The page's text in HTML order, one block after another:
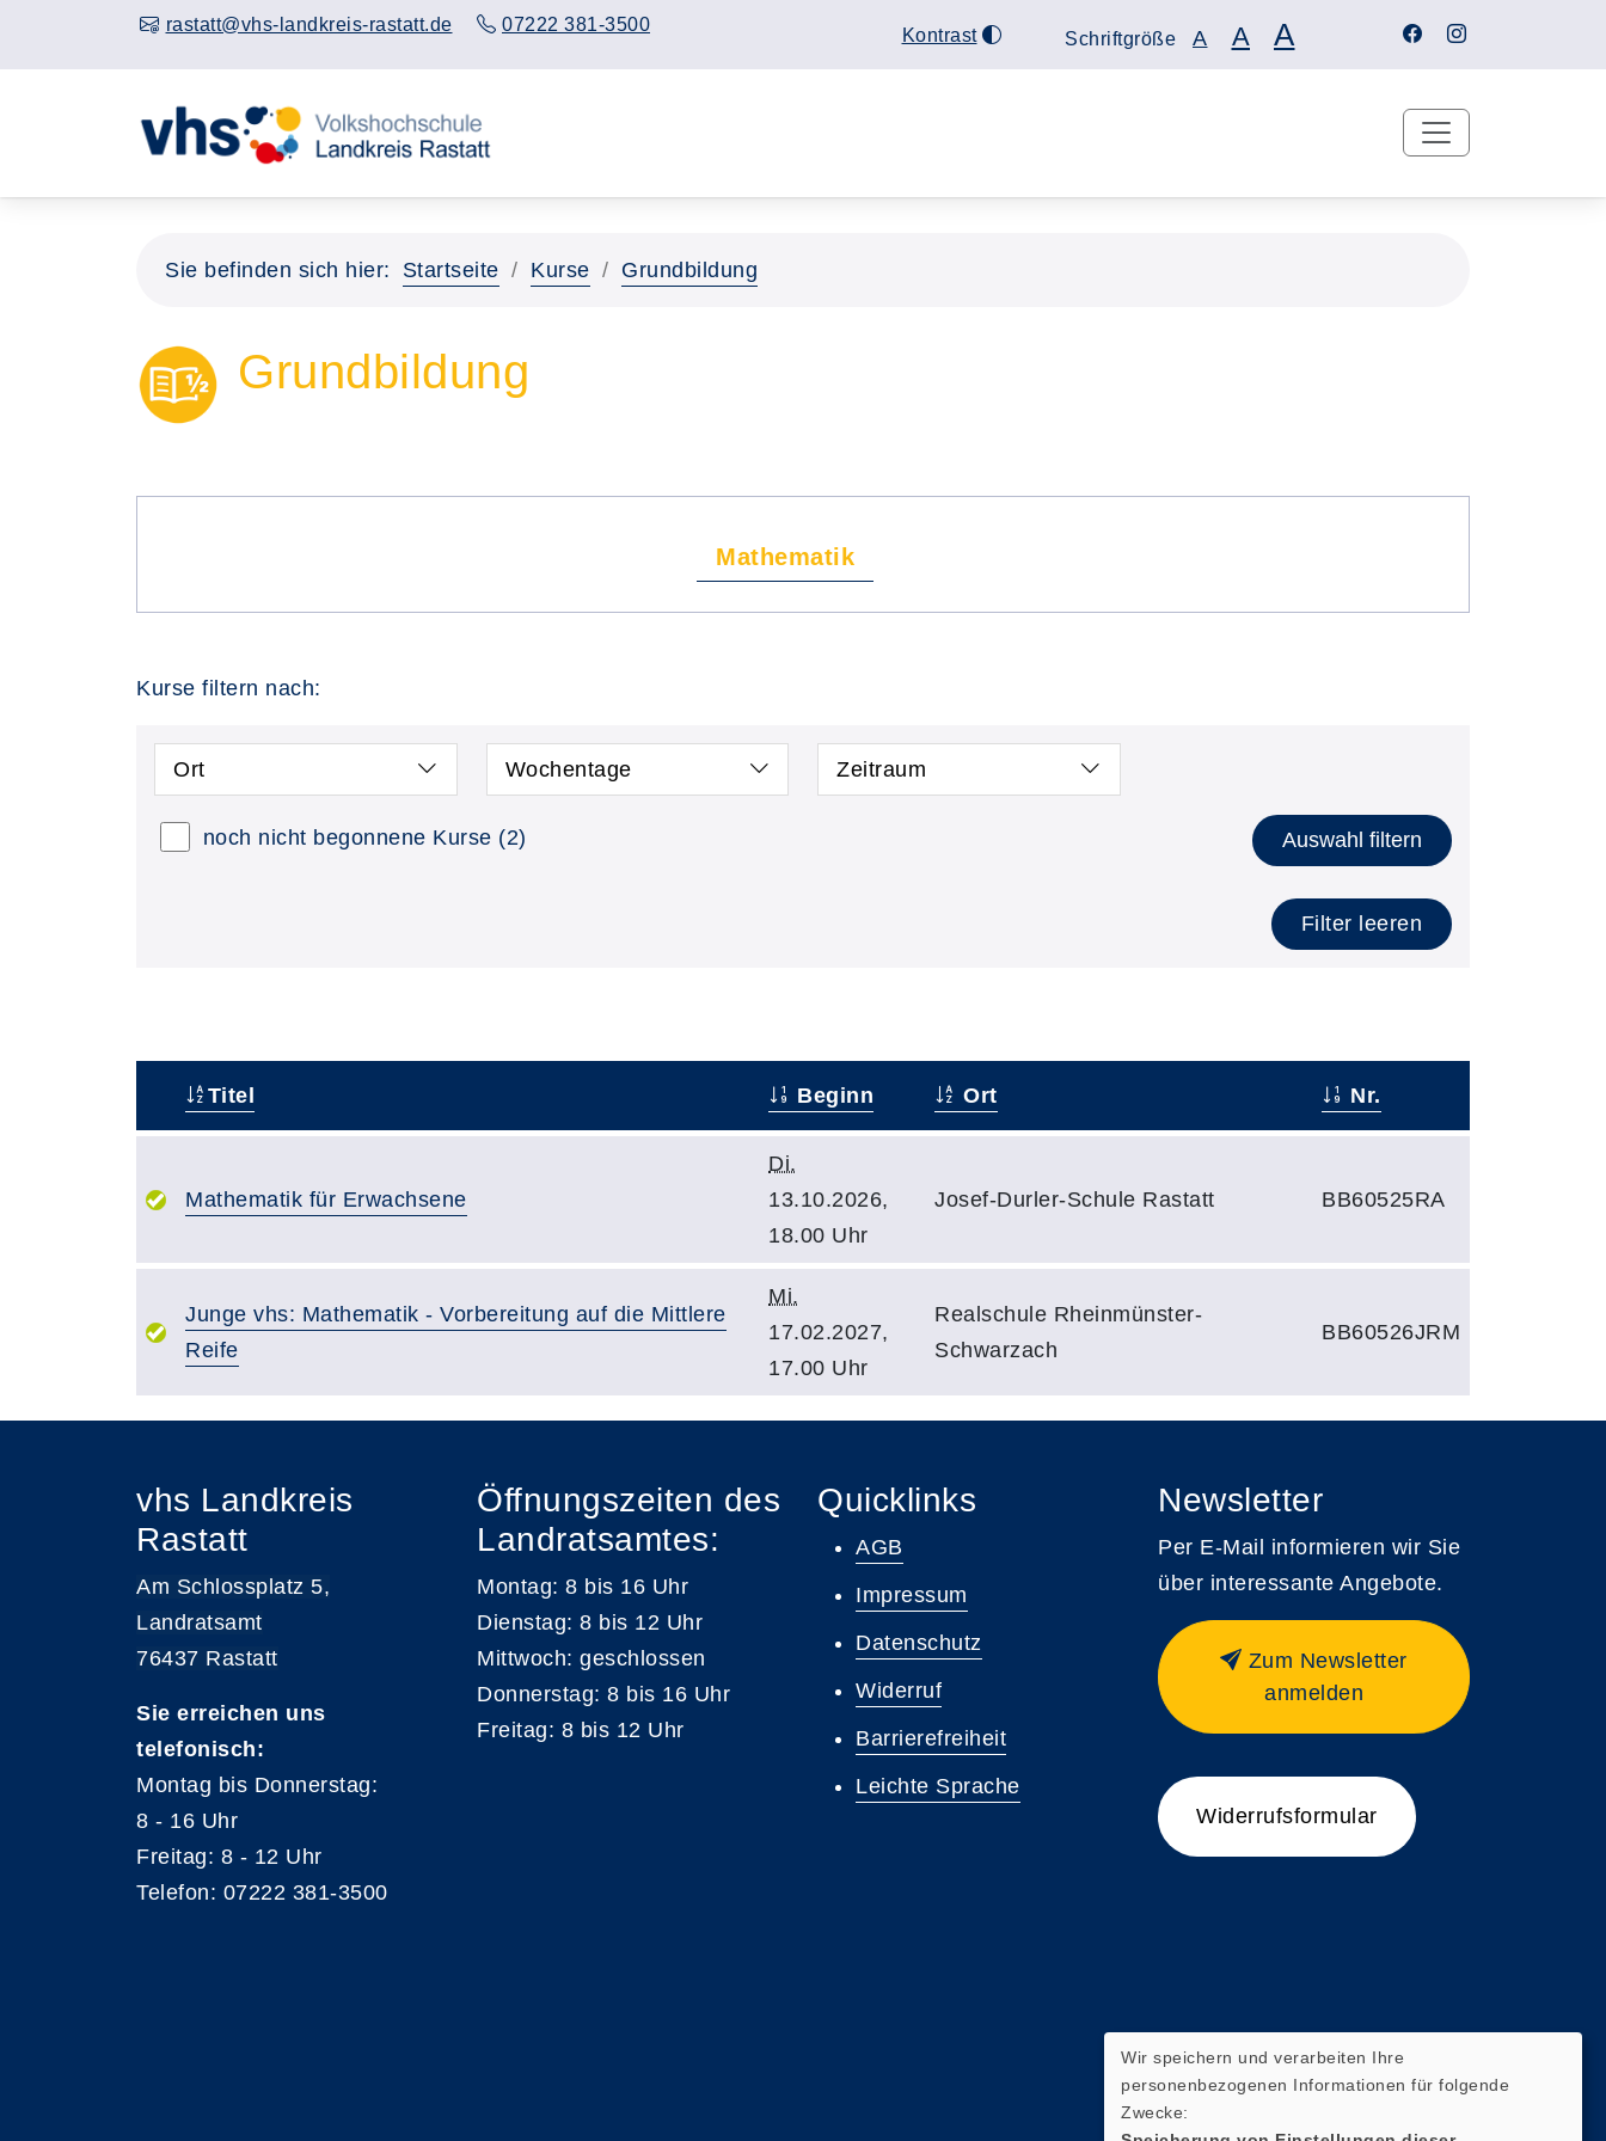
rastatt@vhs-landkreis-rastatt.de 07222 381-3500 Kontrast Schriftgröße A A A
Sie befinden sich hier: Startseite Kurse Grundbildung
Grundbildung
Mathematik
Kurse filtern nach:
Ort Wochentage Zeitraum
noch nicht begonnene Kurse (2) Auswahl filtern
Filter leeren
Titel Beginn Ort Nr.
Mathematik für Erwachsene
Di.
13.10.2026,
18.00 Uhr
Josef-Durler-Schule Rastatt BB60525RA
Junge vhs: Mathematik - Vorbereitung auf die Mittlere
Reife
Mi.
17.02.2027,
17.00 Uhr
Realschule Rheinmünster-
Schwarzach
BB60526JRM
vhs Landkreis
Rastatt
Am Schlossplatz 5,
Landratsamt
76437 Rastatt
Sie erreichen uns
telefonisch:
Montag bis Donnerstag:
8 - 16 Uhr
Freitag: 8 - 12 Uhr
Telefon: 07222 381-3500
Öffnungszeiten des
Landratsamtes:
Montag: 8 bis 16 Uhr
Dienstag: 8 bis 12 Uhr
Mittwoch: geschlossen
Donnerstag: 8 bis 16 Uhr
Freitag: 8 bis 12 Uhr
Quicklinks
AGB
Impressum
Datenschutz
Widerruf
Barrierefreiheit
Leichte Sprache
Newsletter
Per E-Mail informieren wir Sie
über interessante Angebote.
Zum Newsletter
anmelden
Widerrufsformular
Wir speichern und verarbeiten Ihre
personenbezogenen Informationen für folgende
Zwecke: